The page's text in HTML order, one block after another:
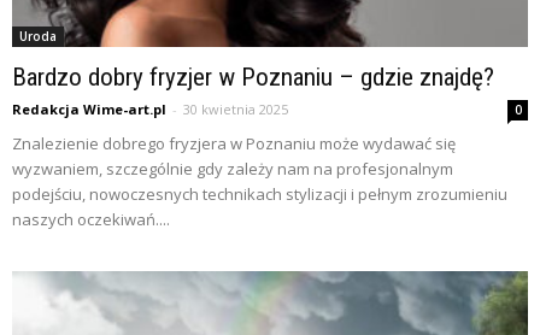
Uroda
Bardzo dobry fryzjer w Poznaniu – gdzie znajdę?
Redakcja Wime-art.pl - 30 kwietnia 2025 0
Znalezienie dobrego fryzjera w Poznaniu może wydawać się
wyzwaniem, szczególnie gdy zależy nam na profesjonalnym
podejściu, nowoczesnych technikach stylizacji i pełnym zrozumieniu
naszych oczekiwań....